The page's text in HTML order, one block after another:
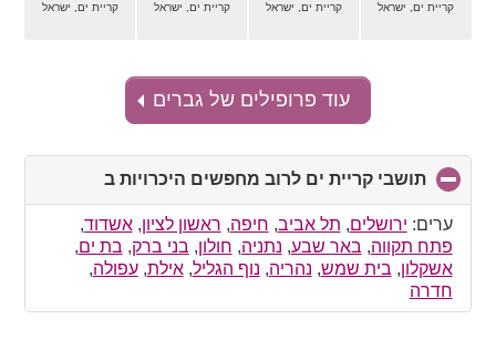
קריית ים, ישראל קריית ים, ישראל קריית ים, ישראל קריית ים, ישראל
עוד פרופילים של גברים
תושבי קריית ים לרוב מחפשים היכרויות ב
to
collapse
contents
ערים: ירושלים, תל אביב, חיפה, ראשון לציון,אשדוד,
פתח תקווה, באר שבע, נתניה, חולון, בני ברק, בת ים,
אשקלון, בית שמש, נהריה, נוף הגליל,אילת,עפולה,
חדרה